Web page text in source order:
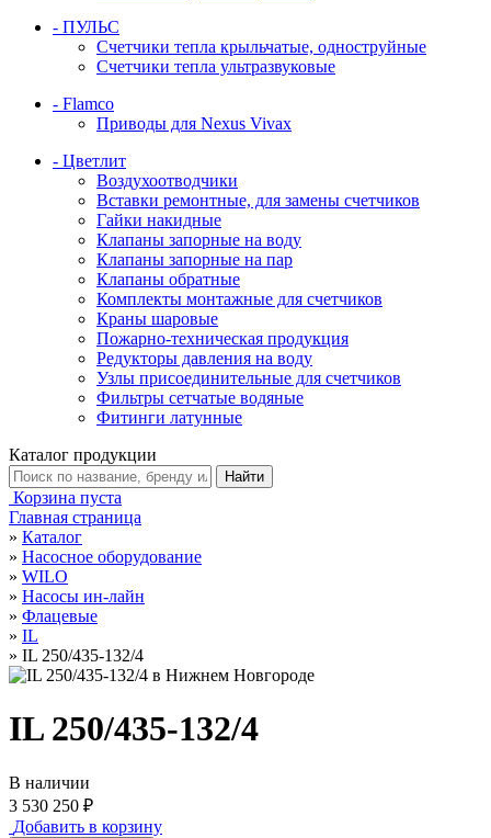
- ПУЛЬС
Счетчики тепла крыльчатые, одноструйные
Счетчики тепла ультразвуковые
- Flamco
Приводы для Nexus Vivax
- Цветлит
Воздухоотводчики
Вставки ремонтные, для замены счетчиков
Гайки накидные
Клапаны запорные на воду
Клапаны запорные на пар
Клапаны обратные
Комплекты монтажные для счетчиков
Краны шаровые
Пожарно-техническая продукция
Редукторы давления на воду
Узлы присоединительные для счетчиков
Фильтры сетчатые водяные
Фитинги латунные
Каталог продукции
Корзина пуста
Главная страница
» Каталог
» Насосное оборудование
» WILO
» Насосы ин-лайн
» Флацевые
» IL
» IL 250/435-132/4
IL 250/435-132/4
В наличии
3 530 250 ₽
Добавить в корзину